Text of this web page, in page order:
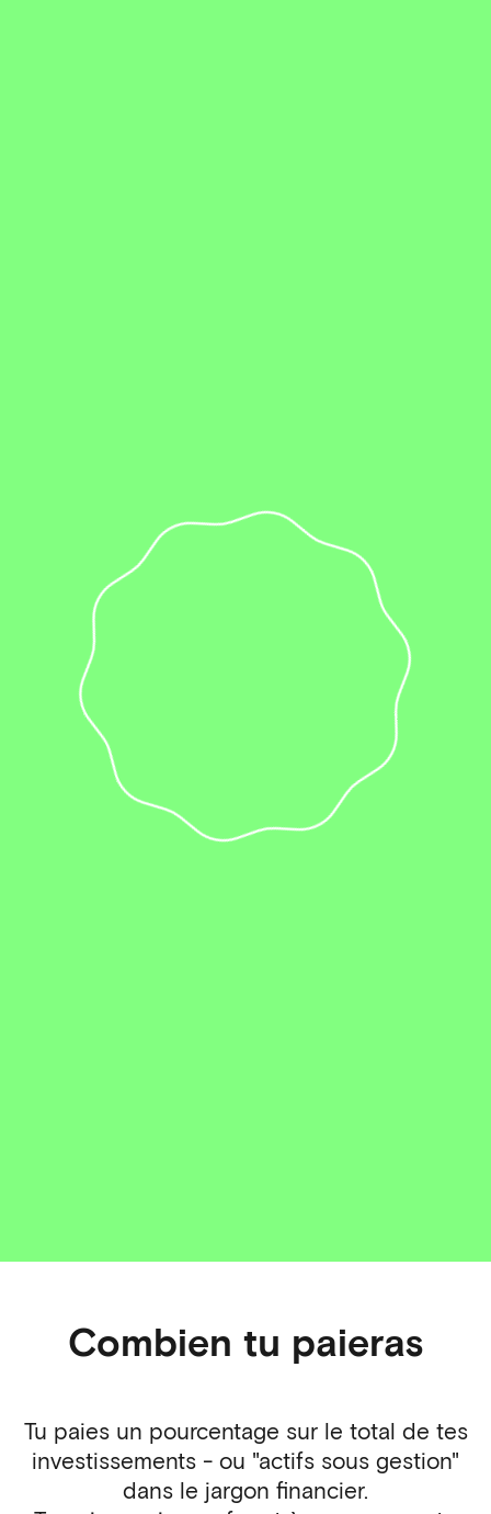
Combien tu paieras
Tu paies un pourcentage sur le total de tes
investissements - ou "actifs sous gestion"
dans le jargon financier.